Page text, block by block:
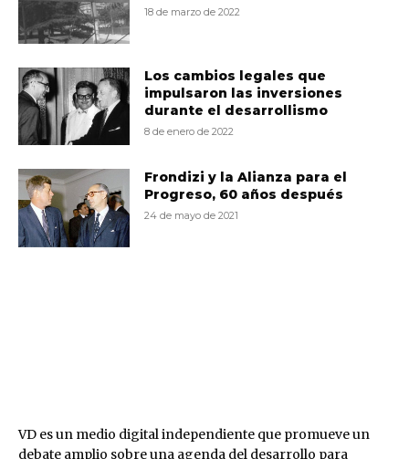
18 de marzo de 2022
Los cambios legales que
impulsaron las inversiones
durante el desarrollismo
8 de enero de 2022
Frondizi y la Alianza para el
Progreso, 60 años después
24 de mayo de 2021
VD es un medio digital independiente que promueve un
debate amplio sobre una agenda del desarrollo para